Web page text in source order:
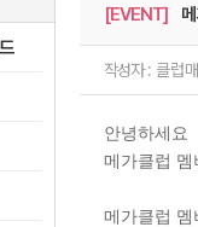
[EVENT]
작성자 : 클럽
안녕하세요
메가클럽
메가클럽